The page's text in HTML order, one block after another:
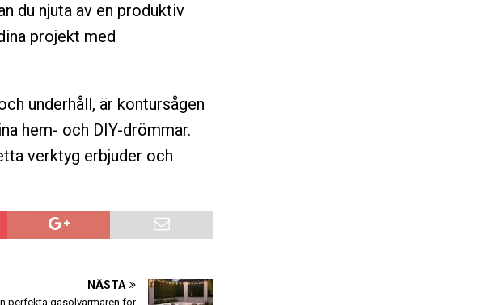
du njuta av en produktiv
projekt med
underhåll, är kontursågen
hem- och DIY-drömmar.
verktyg erbjuder och
NÄSTA
perfekta gasolvärmaren för